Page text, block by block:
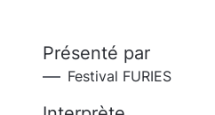
Présenté par
Festival FURIES